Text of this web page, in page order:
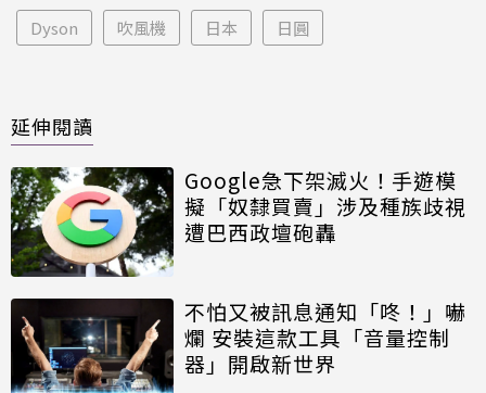
Dyson 吹風機 日本 日圓
延伸閱讀
Google急下架滅火！手遊模
擬「奴隸買賣」涉及種族歧視
遭巴西政壇砲轟
不怕又被訊息通知「咚！」嚇
爛 安裝這款工具「音量控制
器」開啟新世界